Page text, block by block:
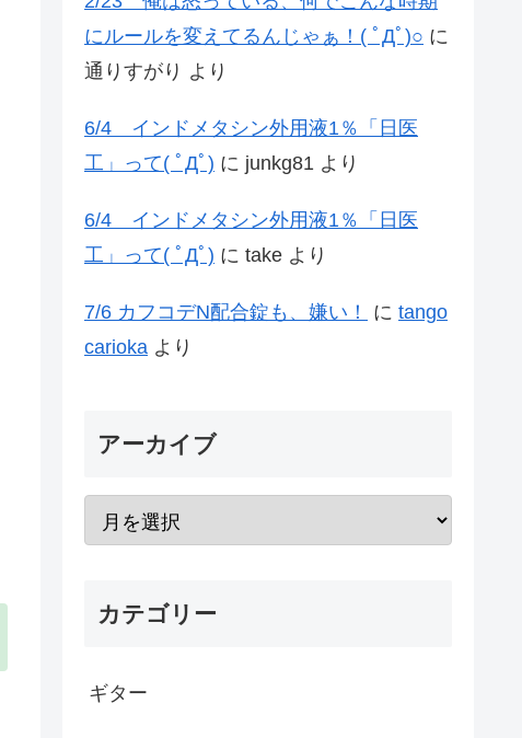
にルールを変えてるんじゃぁ！( ﾟДﾟ)○ に
通りすがり より
6/4 インドメタシン外用液1％「日医
工」って( ﾟДﾟ) に junkg81 より
6/4 インドメタシン外用液1％「日医
工」って( ﾟДﾟ) に take より
7/6 カフコデN配合錠も、嫌い！ に tango
carioka より
アーカイブ
カテゴリー
ギター